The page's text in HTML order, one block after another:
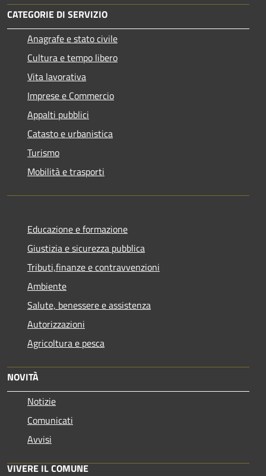
CATEGORIE DI SERVIZIO
Anagrafe e stato civile
Cultura e tempo libero
Vita lavorativa
Imprese e Commercio
Appalti pubblici
Catasto e urbanistica
Turismo
Mobilità e trasporti
Educazione e formazione
Giustizia e sicurezza pubblica
Tributi,finanze e contravvenzioni
Ambiente
Salute, benessere e assistenza
Autorizzazioni
Agricoltura e pesca
NOVITÀ
Notizie
Comunicati
Avvisi
VIVERE IL COMUNE